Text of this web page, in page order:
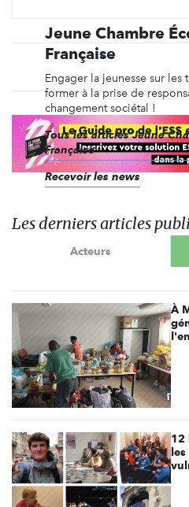
Jeune Chambre
Française
Engager la jeunesse sur
former à la prise de
changement sociétal !
Tous les articles Jeune
Française
Recevoir les news
Les derniers articles
Acteurs
À
12